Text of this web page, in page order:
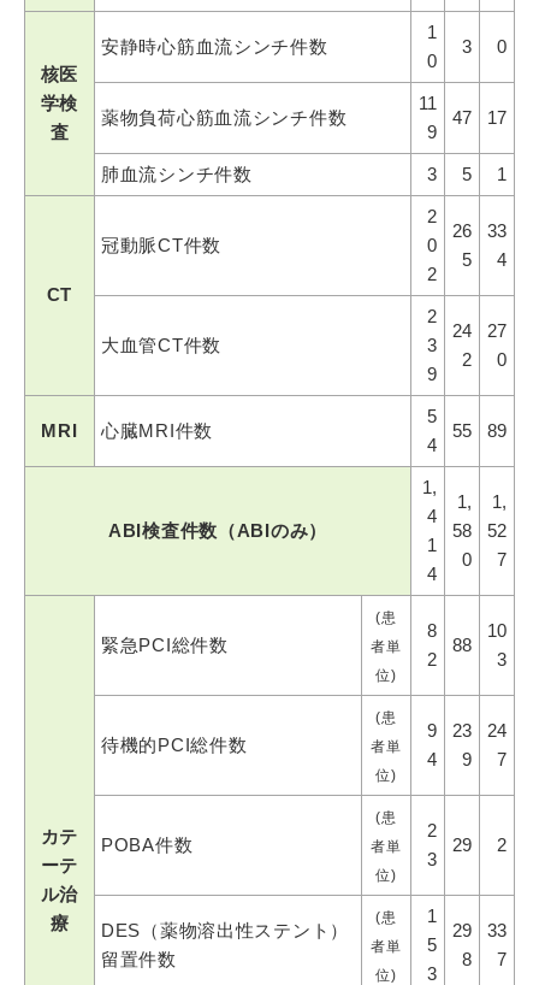
核医
学検
査
安静時心筋血流シンチ件数
1
0
3 0
薬物負荷心筋血流シンチ件数
11
9
47 17
肺血流シンチ件数 3 5 1
CT
冠動脈CT件数
2
0
2
26
5
33
4
大血管CT件数
2
3
9
24
2
27
0
MRI 心臓MRI件数
5
4
55 89
ABI検査件数（ABIのみ）
1,
4
1
4
1,
58
0
1,
52
7
カテ
ーテ
ル治
療
緊急PCI総件数
(患
者単
位)
8
2
88
10
3
待機的PCI総件数
(患
者単
位)
9
4
23
9
24
7
POBA件数
(患
者単
位)
2
3
29 2
DES（薬物溶出性ステント）
留置件数
(患
者単
位)
1
5
3
29
8
33
7